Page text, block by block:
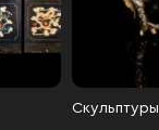
Скульптуры